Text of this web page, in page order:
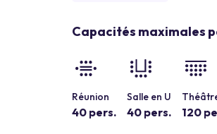
Capacités maximales
Réunion
40 pers.
Salle en U
40 pers. 120